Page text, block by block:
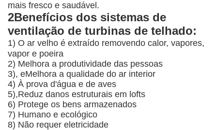
mais fresco e saudável.
2Benefícios dos sistemas de
ventilação de turbinas de telhado:
1) O ar velho é extraído removendo calor, vapores,
vapor e poeira
2) Melhora a produtividade das pessoas
3), eMelhora a qualidade do ar interior
4) À prova d'água e de aves
5),Reduz danos estruturais em lofts
6) Protege os bens armazenados
7) Humano e ecológico
8) Não requer eletricidade